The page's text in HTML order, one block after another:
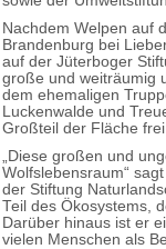
Nachdem Welpen auf
Brandenburg bei
auf der Jüterboger
große und weiträumig
dem ehemaligen
Luckenwalde und
Großteil der Fläche
„Diese großen und
Wolfslebensraum“
der Stiftung
Teil des Ökosystems,
Darüber hinaus ist er
vielen Menschen als